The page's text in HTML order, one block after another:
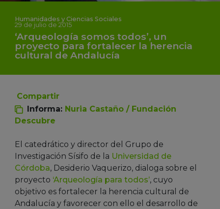
Humanidades y Ciencias Sociales
29 de julio de 2015
‘Arqueología somos todos’, un
proyecto para fortalecer la herencia
cultural de Andalucía
Compartir
Informa: Nuria Castaño / Fundación
Descubre
El catedrático y director del Grupo de
Investigación Sísifo de la Universidad de
Córdoba, Desiderio Vaquerizo, dialoga sobre el
proyecto ‘Arqueología para todos’, cuyo
objetivo es fortalecer la herencia cultural de
Andalucía y favorecer con ello el desarrollo de